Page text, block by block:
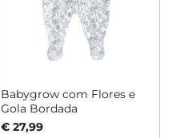
Babygrow com Flores e
Gola Bordada
€ 27,99